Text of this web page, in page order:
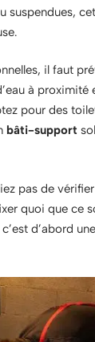
suspendues,
il faut
à proximité
pour des
bâti-support
pas de
quoi que ce
d’abord